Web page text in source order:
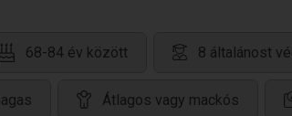
68-84 év között 8 általánost
Átlagos vagy mackós